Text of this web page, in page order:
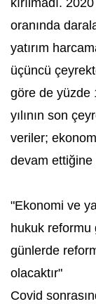
kırılmadı.
oranında
yatırım
üçüncü
göre de yüzde
yılının son
veriler;
devam ettiğine
"Ekonomi ve
hukuk reformu
günlerde
olacaktır"
Covid